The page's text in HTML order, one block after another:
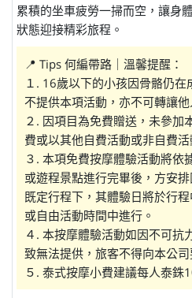
累積的坐車疲勞一掃而空，讓身
狀態迎接精彩旅程。
📍 Tips 何編帶路｜溫馨提醒：
１. 16歲以下的小孩因骨骼仍
不提供本項活動，亦不可轉讓他
２. 因項目為免費贈送，未參加
費或以其他自費活動或非自費活
３. 本項免費按摩體驗活動將依
或遊程景點進行完畢後，方安
既定行程下，其體驗日將於行
或自由活動時間中進行。
４. 本按摩體驗活動如因不可抗
致無法提供，旅客不得向本公
５. 泰式按摩小費建議每人泰銖